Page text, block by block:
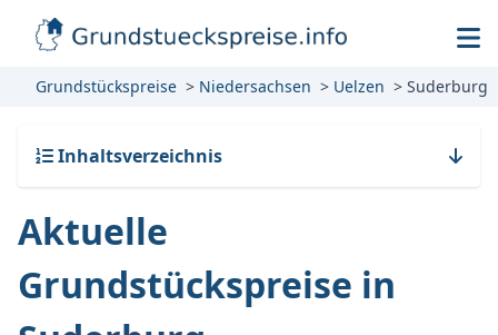
Grundstückspreise Niedersachsen Uelzen Suderburg
Inhaltsverzeichnis
Aktuelle
Grundstückspreise in